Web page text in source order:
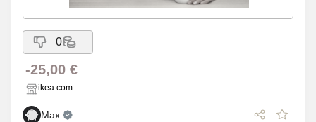
0
-25,00 €
ikea.com
Max